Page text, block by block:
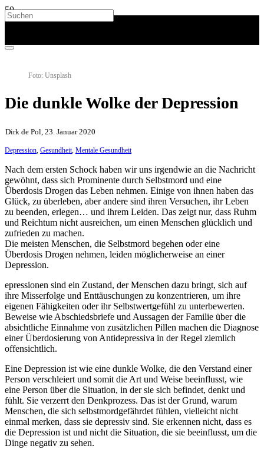
Foto: Unsplash
Die dunkle Wolke der Depression
Dirk de Pol, 23. Januar 2020
Depression, Gesundheit, Mentale Gesundheit
Nach dem ersten Schock haben wir uns irgendwie an die Nachricht
gewöhnt, dass sich Prominente durch Selbstmord und eine
Überdosis Drogen das Leben nehmen. Einige von ihnen haben das
Glück, zu überleben, aber andere sind ihren Versuchen, ihr Leben
zu beenden, erlegen… und ihrem Leiden. Das zeigt nur, dass Ruhm
und Reichtum nicht ausreichen, um einen Menschen glücklich und
zufrieden zu machen.
Die meisten Menschen, die Selbstmord begehen oder eine
Überdosis Drogen nehmen, leiden möglicherweise an einer
Depression.
epressionen sind ein Zustand, der Menschen dazu bringt, sich auf
ihre Misserfolge und Enttäuschungen zu konzentrieren, um ihre
eigenen Fähigkeiten oder ihr Selbstwertgefühl zu unterbewerten.
Beweise wie Abschiedsbriefe und Aussagen der Familie über die
absichtliche Einnahme von zusätzlichen Pillen machen die Diagnose
einer Überdosierung von Antidepressiva in der Regel ziemlich
offensichtlich.
Eine Depression ist wie eine dunkle Wolke, die den Verstand einer
Person verschleiert und somit die Art und Weise beeinflusst, wie
eine Person über die Situation, in der sie sich befindet, denkt und
fühlt. Sie verzerrt den Denkprozess. Das ist der Grund, warum
Menschen, die sich selbstmordgefährdet fühlen, vielleicht nicht
einmal merken, dass sie depressiv sind. Sie erkennen nicht, dass es
die Depression ist und nicht die Situation, die sie beeinflusst, um die
Dinge negativ zu sehen.